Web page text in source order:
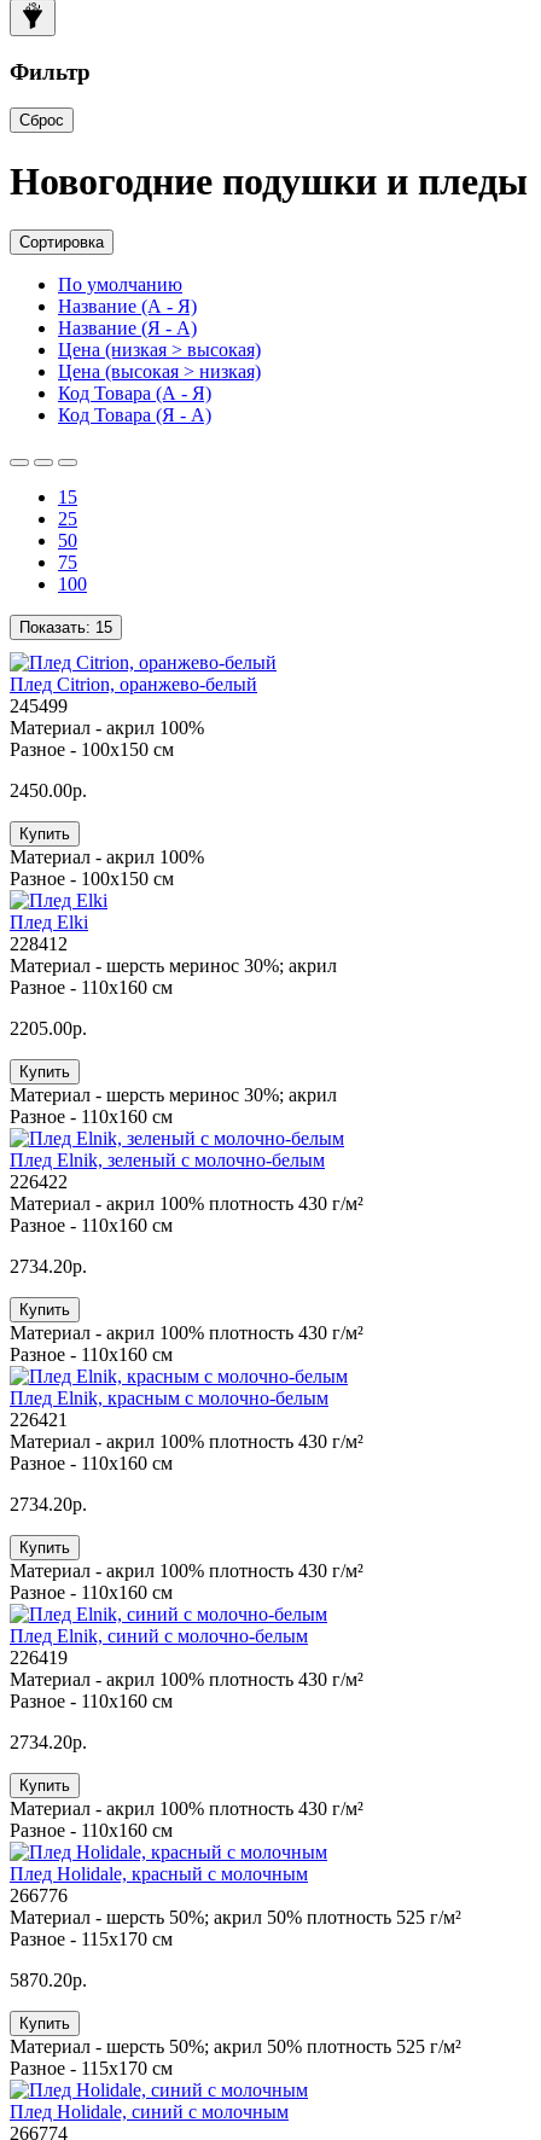
Фильтр
Сброс
Новогодние подушки и пледы
Сортировка
По умолчанию
Название (А - Я)
Название (Я - А)
Цена (низкая > высокая)
Цена (высокая > низкая)
Код Товара (А - Я)
Код Товара (Я - А)
15
25
50
75
100
Показать: 15
Плед Citrion, оранжево-белый
245499
Материал - акрил 100%
Разное - 100х150 см
2450.00р.
Купить
Материал - акрил 100%
Разное - 100х150 см
Плед Elki
228412
Материал - шерсть меринос 30%; акрил
Разное - 110х160 см
2205.00р.
Купить
Материал - шерсть меринос 30%; акрил
Разное - 110х160 см
Плед Elnik, зеленый с молочно-белым
226422
Материал - акрил 100% плотность 430 г/м²
Разное - 110x160 см
2734.20р.
Купить
Материал - акрил 100% плотность 430 г/м²
Разное - 110x160 см
Плед Elnik, красным с молочно-белым
226421
Материал - акрил 100% плотность 430 г/м²
Разное - 110x160 см
2734.20р.
Купить
Материал - акрил 100% плотность 430 г/м²
Разное - 110x160 см
Плед Elnik, синий с молочно-белым
226419
Материал - акрил 100% плотность 430 г/м²
Разное - 110x160 см
2734.20р.
Купить
Материал - акрил 100% плотность 430 г/м²
Разное - 110x160 см
Плед Holidale, красный с молочным
266776
Материал - шерсть 50%; акрил 50% плотность 525 г/м²
Разное - 115x170 см
5870.20р.
Купить
Материал - шерсть 50%; акрил 50% плотность 525 г/м²
Разное - 115x170 см
Плед Holidale, синий с молочным
266774